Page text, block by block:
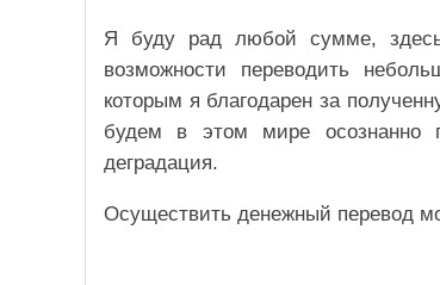
Я буду рад любой сумме,
возможности переводить
которым я благодарен за
будем в этом мире осознанно
деградация.
Осуществить денежный перевод